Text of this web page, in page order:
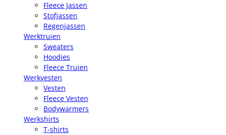
Fleece Jassen
Stofjassen
Regenjassen
Werktruien
Sweaters
Hoodies
Fleece Truien
Werkvesten
Vesten
Fleece Vesten
Bodywarmers
Werkshirts
T-shirts